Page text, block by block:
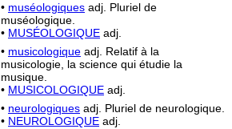
• muséologiques adj. Pluriel de
muséologique.
• MUSÉOLOGIQUE adj.
• musicologique adj. Relatif à la
musicologie, la science qui étudie la
musique.
• MUSICOLOGIQUE adj.
• neurologiques adj. Pluriel de neurologique.
• NEUROLOGIQUE adj.